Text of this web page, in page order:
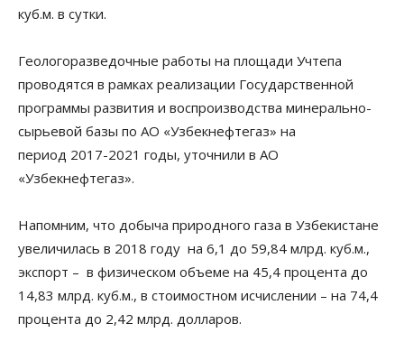
куб.м. в сутки.
Геологоразведочные работы на площади Учтепа
проводятся в рамках реализации Государственной
программы развития и воспроизводства минерально-
сырьевой базы по АО «Узбекнефтегаз» на
период 2017-2021 годы, уточнили в АО
«Узбекнефтегаз».
Напомним, что добыча природного газа в Узбекистане
увеличилась в 2018 году на 6,1 до 59,84 млрд. куб.м.,
экспорт – в физическом объеме на 45,4 процента до
14,83 млрд. куб.м., в стоимостном исчислении – на 74,4
процента до 2,42 млрд. долларов.